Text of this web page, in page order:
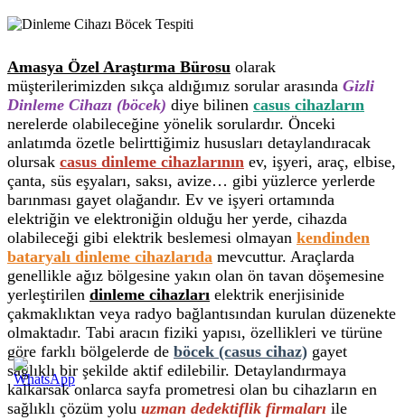
Amasya Özel Araştırma Bürosu olarak
müşterilerimizden sıkça aldığımız sorular arasında Gizli
Dinleme Cihazı (böcek) diye bilinen casus cihazların
nerelerde olabileceğine yönelik sorulardır. Önceki
anlatımda özetle belirttiğimiz hususları detaylandıracak
olursak casus dinleme cihazlarının ev, işyeri, araç, elbise,
çanta, süs eşyaları, saksı, avize… gibi yüzlerce yerlerde
barınması gayet olağandır. Ev ve işyeri ortamında
elektriğin ve elektroniğin olduğu her yerde, cihazda
olabileceği gibi elektrik beslemesi olmayan kendinden
bataryalı dinleme cihazlarıda mevcuttur. Araçlarda
genellikle ağız bölgesine yakın olan ön tavan döşemesine
yerleştirilen dinleme cihazları elektrik enerjisinide
çakmaklıktan veya radyo bağlantısından kurulan düzenekte
olmaktadır. Tabi aracın fiziki yapısı, özellikleri ve türüne
göre farklı bölgelerde de böcek (casus cihaz) gayet
sağlıklı bir şekilde aktif edilebilir. Detaylandırmaya
kalkarsak onlarca sayfa prometresi olan bu cihazların en
sağlıklı çözüm yolu uzman dedektiflik firmaları ile